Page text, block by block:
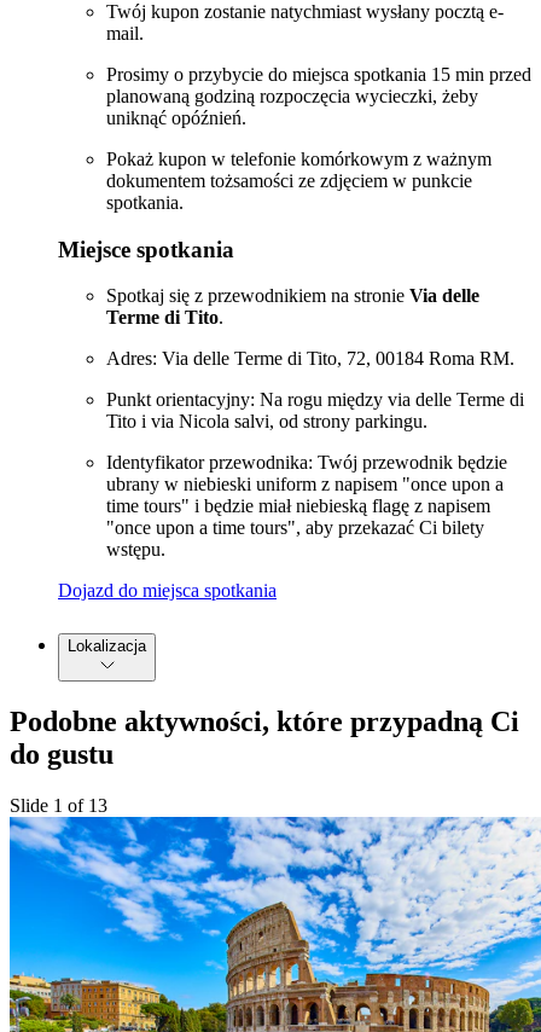
Twój kupon zostanie natychmiast wysłany pocztą e-
mail.
Prosimy o przybycie do miejsca spotkania 15 min przed
planowaną godziną rozpoczęcia wycieczki, żeby
uniknąć opóźnień.
Pokaż kupon w telefonie komórkowym z ważnym
dokumentem tożsamości ze zdjęciem w punkcie
spotkania.
Miejsce spotkania
Spotkaj się z przewodnikiem na stronie Via delle
Terme di Tito.
Adres: Via delle Terme di Tito, 72, 00184 Roma RM.
Punkt orientacyjny: Na rogu między via delle Terme di
Tito i via Nicola salvi, od strony parkingu.
Identyfikator przewodnika: Twój przewodnik będzie
ubrany w niebieski uniform z napisem "once upon a
time tours" i będzie miał niebieską flagę z napisem
"once upon a time tours", aby przekazać Ci bilety
wstępu.
Dojazd do miejsca spotkania
Lokalizacja
Podobne aktywności, które przypadną Ci
do gustu
Slide 1 of 13